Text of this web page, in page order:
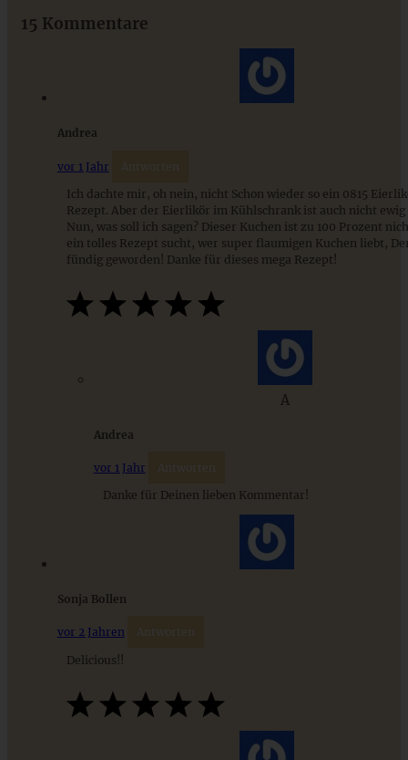
& Gemüse der Saison
ZUM BEITRAG
15 Kommentare
Andrea
vor 1 Jahr Antworten
Ich dachte mir, oh nein, nicht Schon wieder so ein 0815
Rezept. Aber der Eierlikör im Kühlschrank ist auch nicht
Nun, was soll ich sagen? Dieser Kuchen ist zu 100 Prozent
ein tolles Rezept sucht, wer super flaumigen Kuchen liebt,
fündig geworden! Danke für dieses mega Rezept!
A
Andrea
vor 1 Jahr Antworten
Danke für Deinen lieben Kommentar!
Sonja Bollen
vor 2 Jahren Antworten
Delicious!!